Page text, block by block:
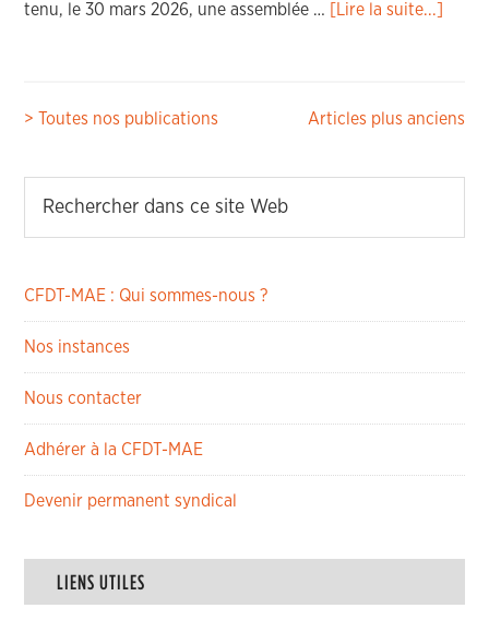
tenu, le 30 mars 2026, une assemblée …
[Lire la suite...]
Navigation
articles
Articles plus anciens
> Toutes nos publications
CFDT-MAE : Qui sommes-nous ?
Nos instances
Nous contacter
Adhérer à la CFDT-MAE
Devenir permanent syndical
LIENS UTILES